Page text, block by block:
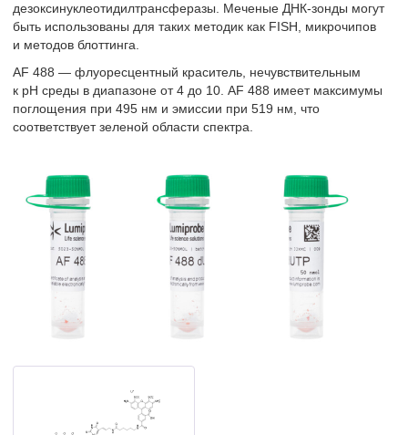
дезоксинуклеотидилтрансферазы. Меченые ДНК-зонды могут
быть использованы для таких методик как FISH, микрочипов
и методов блоттинга.
AF 488 — флуоресцентный краситель, нечувствительным
к pH среды в диапазоне от 4 до 10. AF 488 имеет максимумы
поглощения при 495 нм и эмиссии при 519 нм, что
соответствует зеленой области спектра.